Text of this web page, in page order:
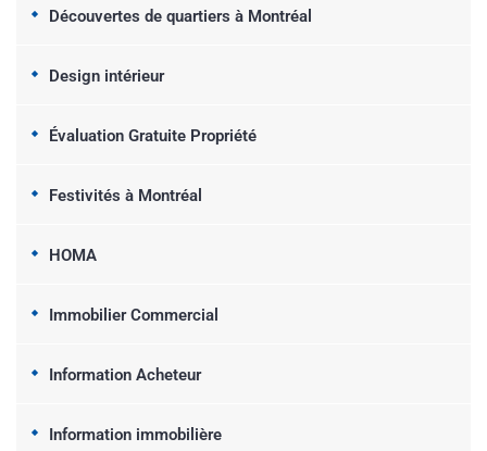
Découvertes de quartiers à Montréal
Design intérieur
Évaluation Gratuite Propriété
Festivités à Montréal
HOMA
Immobilier Commercial
Information Acheteur
Information immobilière